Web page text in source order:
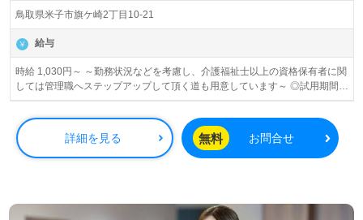
鳥取県米子市旗ケ崎2丁目10-21
給与
時給 1,030円～ ～勤務状況などを考慮し、介護福祉士以上の資格保有者に関
しては管理職へステップアップして頂く道も用意しています～ ◎試用期間中
の給与：時給930円 ◎早朝・夜間手当：時給200円プラス～ ◎休日出勤手
当：時給150円プラス～ ◎処遇改善手当支給
詳細を見る 無料 お問合せ